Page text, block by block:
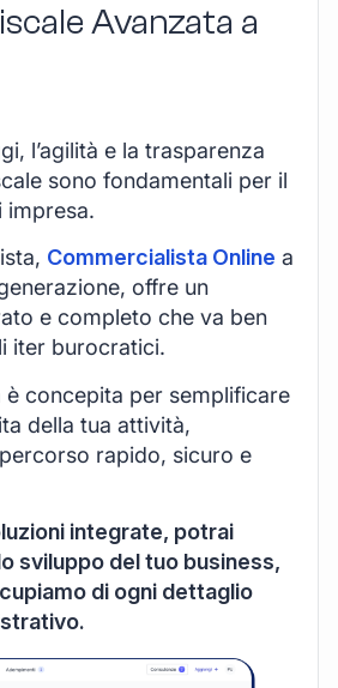
Avanzata a
l’agilità e la trasparenza
sono fondamentali per il
impresa.
Commercialista Online a
offre un
e completo che va ben
iter burocratici.
è concepita per semplificare
della tua attività,
rapido, sicuro e
integrate, potrai
sviluppo del tuo business,
di ogni dettaglio